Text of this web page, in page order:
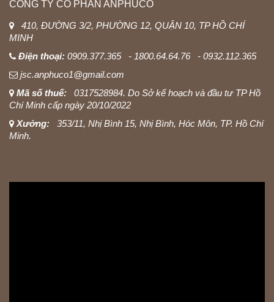
CÔNG TY CỔ PHẦN ANPHUCO
410, ĐƯỜNG 3/2, PHƯỜNG 12, QUẬN 10, TP HỒ CHÍ
MINH
Điện thoại: 0909.377.365 - 1800.64.64.76 - 0932.112.365
jsc.anphuco1@gmail.com
Mã số thuế:
0317528984. Do Sở kế hoạch và đầu tư TP Hồ
Chí Minh cấp ngày 20/10/2022
Xưởng:
353/11, Nhị Bình 15, Nhị Bình, Hóc Môn, TP. Hồ Chí
Minh.